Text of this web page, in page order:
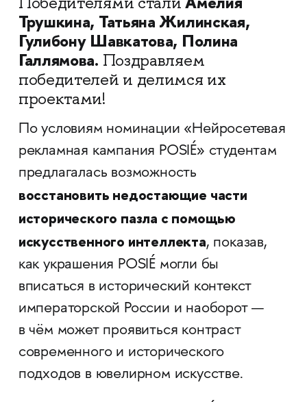
Трушкина, Татьяна Жилинская,
Гулибону Шавкатова, Полина
Галлямова. Поздравляем
победителей и делимся их
проектами!
По условиям номинации «Нейросетевая
рекламная кампания POSIÉ» студентам
предлагалась возможность
восстановить недостающие части
исторического пазла с помощью
искусственного интеллекта, показав,
как украшения POSIÉ могли бы
вписаться в исторический контекст
императорской России и наоборот —
в чём может проявиться контраст
современного и исторического
подходов в ювелирном искусстве.